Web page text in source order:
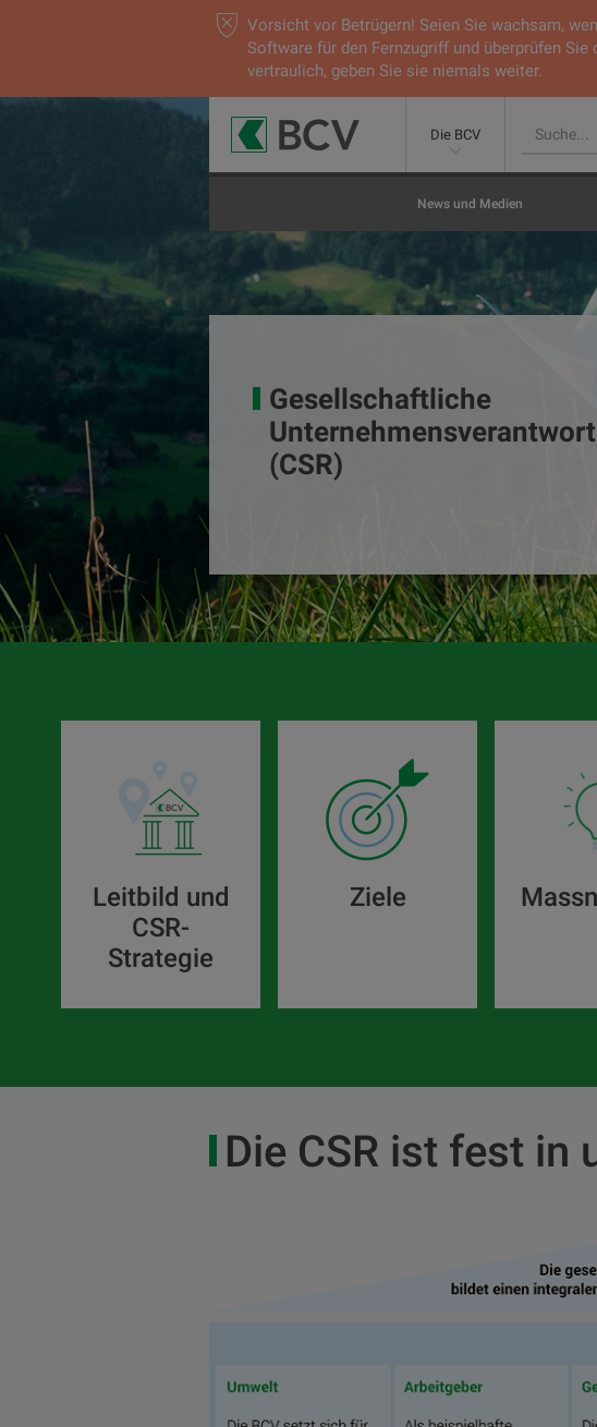
Vorsicht vor Betrügern! Seien Sie wachsam,
Software für den Fernzugriff und überprüfen
vertraulich, geben Sie sie niemals weiter.
Die BCV
News und Medien
Gesellschaftliche
(CSR)
Leitbild und
CSR-
Strategie
Ziele
Die CSR ist fest in